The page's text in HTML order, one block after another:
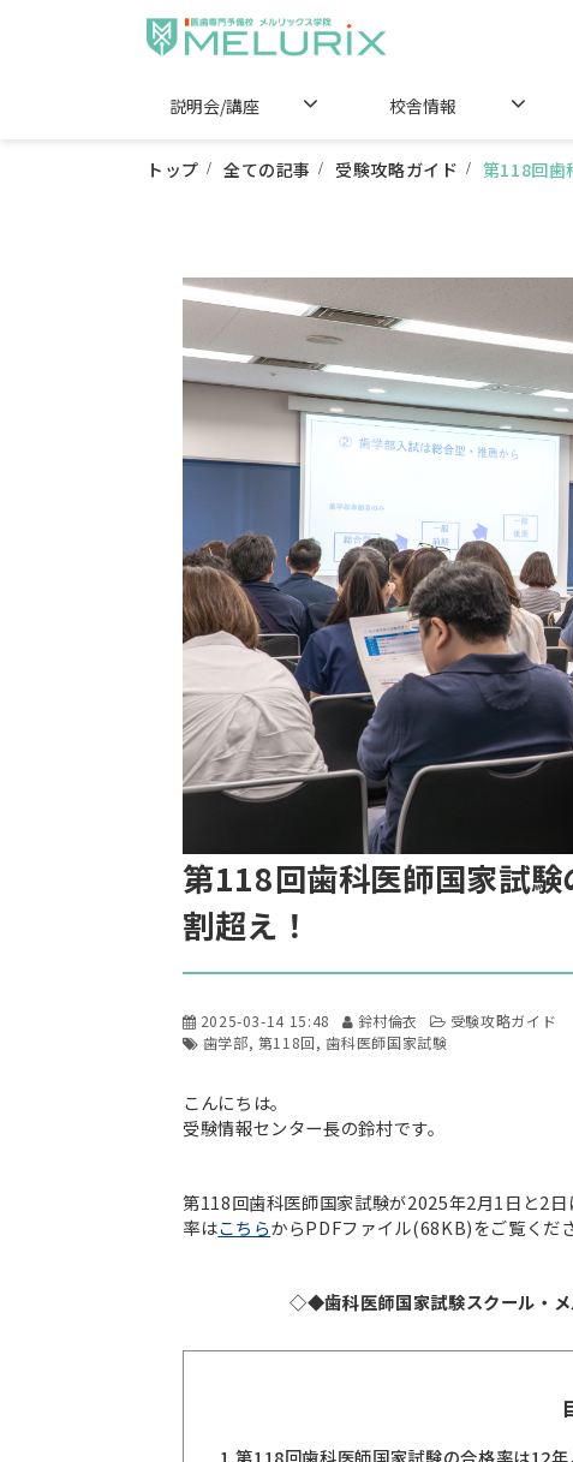
説明会/講座 校舎情報
トップ 全ての記事 受験攻略ガイド 第118回歯
第118回歯科医師国家試
割超え！
2025-03-14 15:48 鈴村倫衣
受験攻略ガイド
歯学部 第118回 歯科医師国家試験
こんにちは。
受験情報センター長の鈴村です。
第118回歯科医師国家試験が2025年2月1日と2
率はこちらからPDFファイル(68KB)をご覧くださ
◇◆歯科医師国家試験スクール・メ
1.第118回歯科医師国家試験の合格率は12